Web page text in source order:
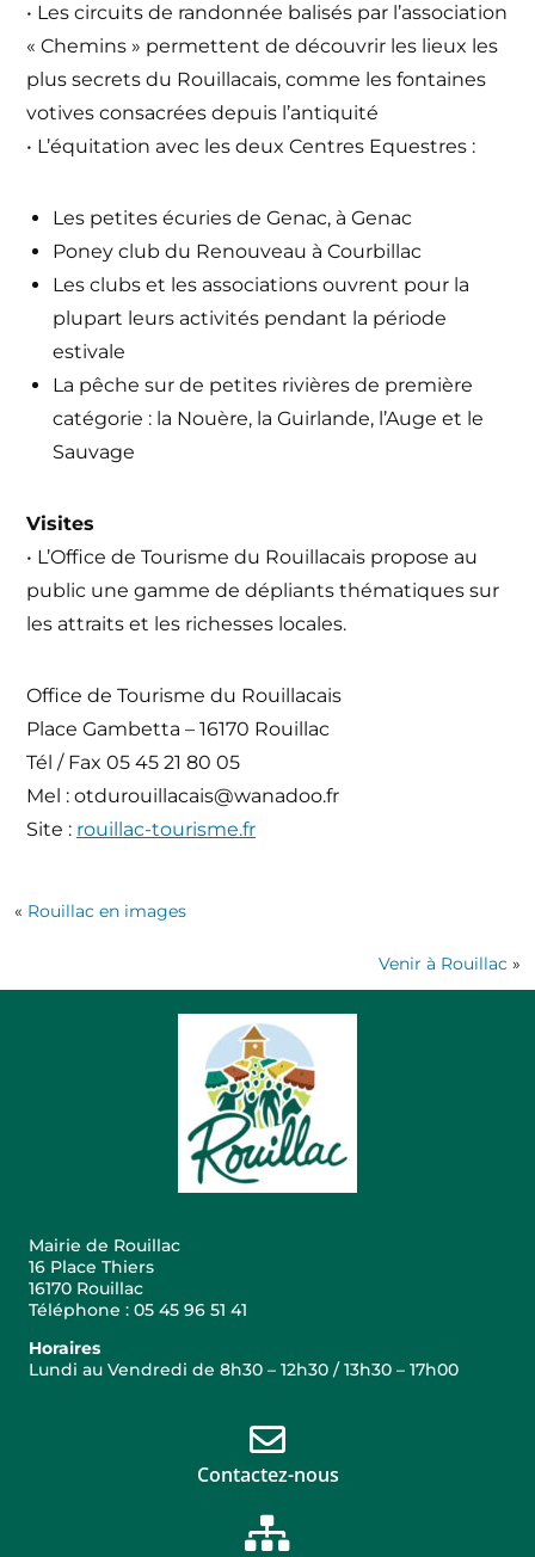
• Les circuits de randonnée balisés par l’association
« Chemins » permettent de découvrir les lieux les
plus secrets du Rouillacais, comme les fontaines
votives consacrées depuis l’antiquité
• L’équitation avec les deux Centres Equestres :
Les petites écuries de Genac, à Genac
Poney club du Renouveau à Courbillac
Les clubs et les associations ouvrent pour la
plupart leurs activités pendant la période
estivale
La pêche sur de petites rivières de première
catégorie : la Nouère, la Guirlande, l’Auge et le
Sauvage
Visites
• L’Office de Tourisme du Rouillacais propose au
public une gamme de dépliants thématiques sur
les attraits et les richesses locales.
Office de Tourisme du Rouillacais
Place Gambetta – 16170 Rouillac
Tél / Fax 05 45 21 80 05
Mel : otdurouillacais@wanadoo.fr
Site : rouillac-tourisme.fr
« Rouillac en images
Venir à Rouillac »
Mairie de Rouillac
16 Place Thiers
16170 Rouillac
Téléphone : 05 45 96 51 41
Horaires
Lundi au Vendredi de 8h30 – 12h30 / 13h30 – 17h00
Contactez-nous